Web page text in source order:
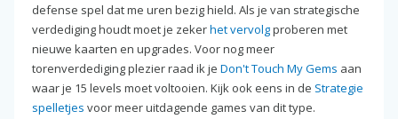
defense spel dat me uren bezig hield. Als je van strategische
verdediging houdt moet je zekerhet vervolgproberen met
nieuwe kaarten en upgrades. Voor nog meer
torenverdediging plezier raad ik je Don't Touch My Gems aan
waar je 15 levels moet voltooien. Kijk ook eens in de Strategie
spelletjes voor meer uitdagende games van dit type.